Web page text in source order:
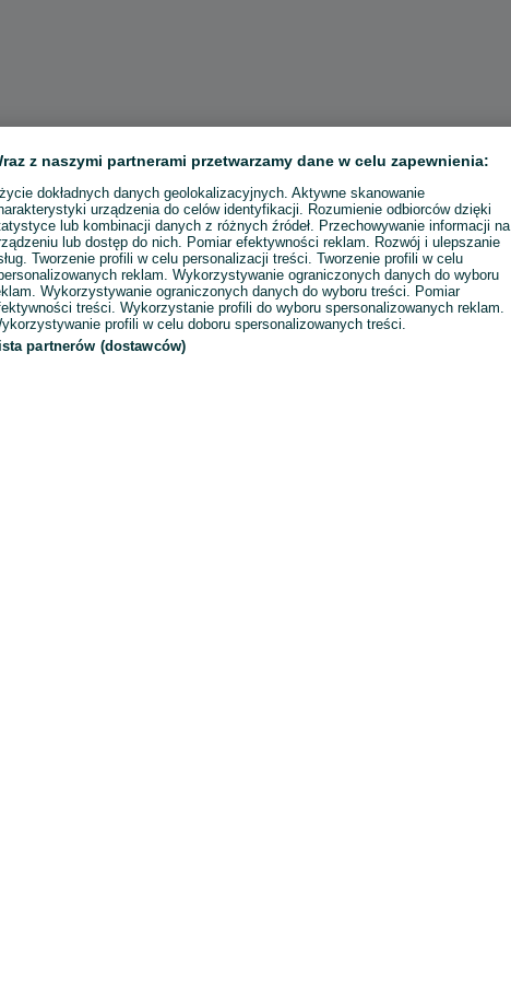
z naszymi partnerami przetwarzamy dane w celu zapewnienia:
dokładnych danych geolokalizacyjnych. Aktywne skanowanie
urządzenia do celów identyfikacji. Rozumienie odbiorców dzięki
lub kombinacji danych z różnych źródeł. Przechowywanie informacji na
lub dostęp do nich. Pomiar efektywności reklam. Rozwój i ulepszanie
Tworzenie profili w celu personalizacji treści. Tworzenie profili w celu
reklam. Wykorzystywanie ograniczonych danych do wyboru
Wykorzystywanie ograniczonych danych do wyboru treści. Pomiar
treści. Wykorzystanie profili do wyboru spersonalizowanych reklam.
profili w celu doboru spersonalizowanych treści.
partnerów (dostawców)